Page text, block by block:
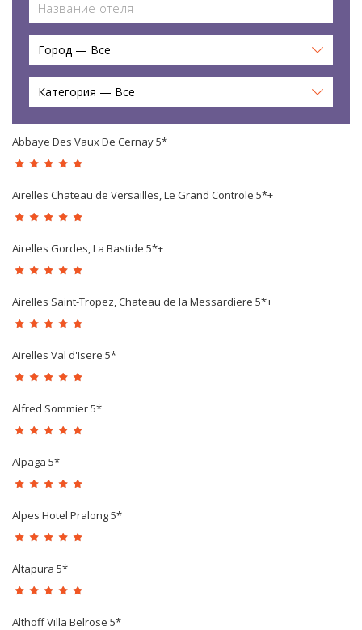
Город — Все
Категория — Все
Abbaye Des Vaux De Cernay 5*
Airelles Chateau de Versailles, Le Grand Controle 5*+
Airelles Gordes, La Bastide 5*+
Airelles Saint-Tropez, Chateau de la Messardiere 5*+
Airelles Val d'Isere 5*
Alfred Sommier 5*
Alpaga 5*
Alpes Hotel Pralong 5*
Altapura 5*
Althoff Villa Belrose 5*